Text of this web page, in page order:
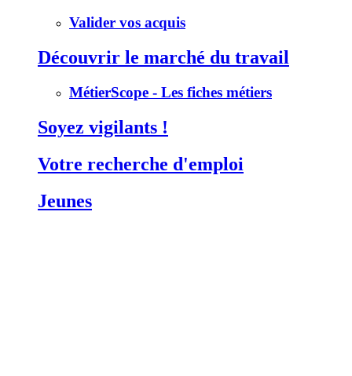
Valider vos acquis
Découvrir le marché du travail
MétierScope - Les fiches métiers
Soyez vigilants !
Votre recherche d'emploi
Jeunes